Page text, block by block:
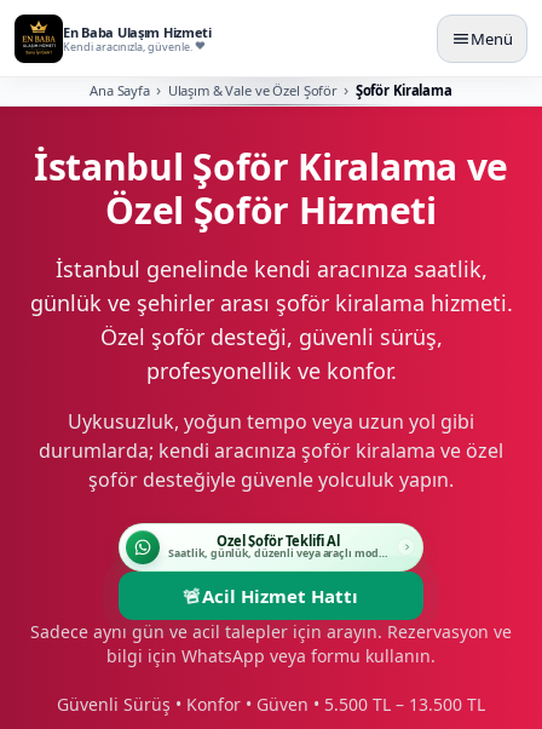
En Baba Ulaşım Hizmeti
Kendi aracınızla, güvenle. Menü
Ana Sayfa Ulaşım & Vale ve Özel Şoför Şoför Kiralama
İstanbul Şoför Kiralama ve
Özel Şoför Hizmeti
İstanbul genelinde kendi aracınıza saatlik,
günlük ve şehirler arası şoför kiralama hizmeti.
Özel şoför desteği, güvenli sürüş,
profesyonellik ve konfor.
Uykusuzluk, yoğun tempo veya uzun yol gibi
durumlarda; kendi aracınıza şoför kiralama ve özel
şoför desteğiyle güvenle yolculuk yapın.
Özel Şoför Teklifi Al
Saatlik, günlük, düzenli veya araçlı modeli seçin.
🚨Acil Hizmet Hattı
Sadece aynı gün ve acil talepler için arayın. Rezervasyon ve
bilgi için WhatsApp veya formu kullanın.
Güvenli Sürüş • Konfor • Güven • 5.500 TL – 13.500 TL